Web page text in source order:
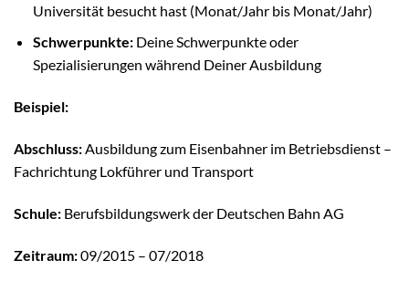
Universität besucht hast (Monat/Jahr bis Monat/Jahr)
Schwerpunkte:Deine Schwerpunkte oder
Spezialisierungen während Deiner Ausbildung
Beispiel:
Abschluss:Ausbildung zum Eisenbahner im Betriebsdienst –
Fachrichtung Lokführer und Transport
Schule: Berufsbildungswerk der Deutschen Bahn AG
Zeitraum:09/2015 – 07/2018